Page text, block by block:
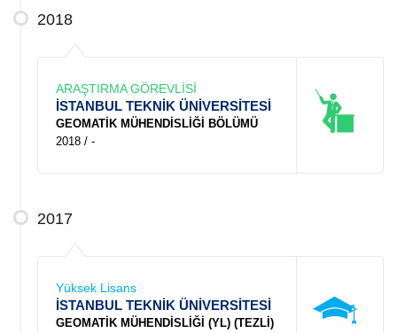
2018
ARAŞTIRMA GÖREVLİSİ
İSTANBUL TEKNİK ÜNİVERSİTESİ
GEOMATİK MÜHENDİSLİĞİ BÖLÜMÜ
2018 / -
2017
Yüksek Lisans
İSTANBUL TEKNİK ÜNİVERSİTESİ
GEOMATİK MÜHENDİSLİĞİ (YL) (TEZLİ)